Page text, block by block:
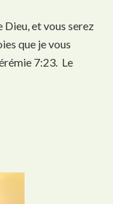
et vous serez
que je vous
7:23. Le